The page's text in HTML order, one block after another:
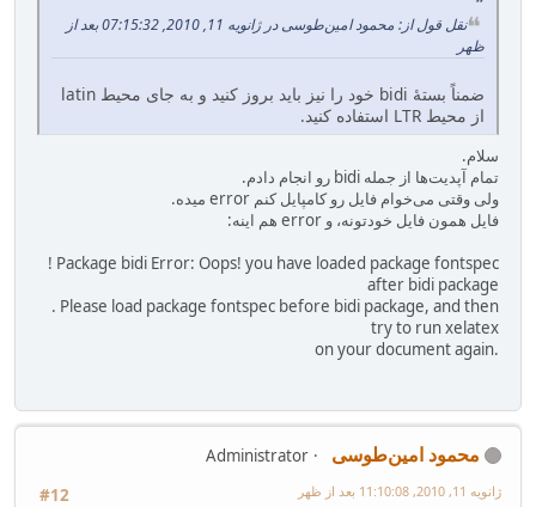
نقل قول از: محمود امین‌طوسی در ژانویه 11, 2010, 07:15:32 بعد از
ظهر
ضمناً بستهٔ bidi خود را نیز باید بروز کنید و به جای محیط latin
از محیط LTR استفاده کنید.
سلام.
تمام آپدیت‌ها از جمله bidi رو انجام دادم.
ولی وقتی می‌خوام فایل رو کامپایل کنم error میده.
فایل همون فایل خودتونه، و error هم اینه:
! Package bidi Error: Oops! you have loaded package fontspec
after bidi package
. Please load package fontspec before bidi package, and then
try to run xelatex
on your document again.
محمود امین‌طوسی
Administrator
#12
ژانویه 11, 2010, 11:10:08 بعد از ظهر